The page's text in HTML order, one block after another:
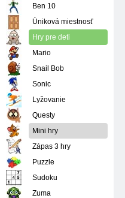
Ben 10
Úniková miestnosť
Hry pre deti
Mario
Snail Bob
Sonic
Lyžovanie
Questy
Mini hry
Zápas 3 hry
Puzzle
Sudoku
Zuma